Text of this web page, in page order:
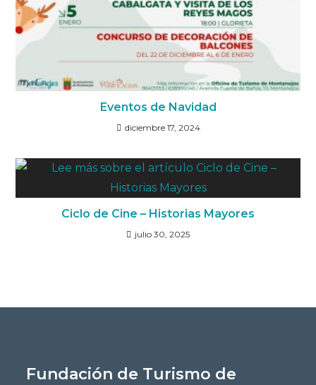
Eventos de Navidad
diciembre 17, 2024
Ciclo de Cine – Historias Mayores
julio 30, 2025
Fundación de Turismo de